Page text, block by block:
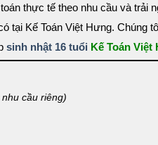
thực tế theo nhu cầu và trải
tại Kế Toán Việt Hưng. Chúng
sinh nhật 16 tuổi Kế Toán Việt
cầu riêng)